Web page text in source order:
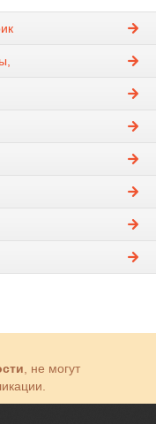
, не могут